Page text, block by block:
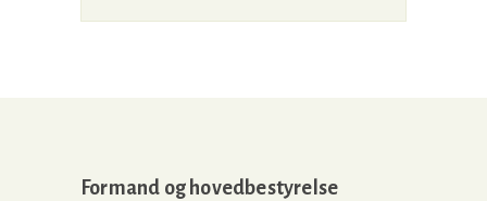
Formand og hovedbestyrelse